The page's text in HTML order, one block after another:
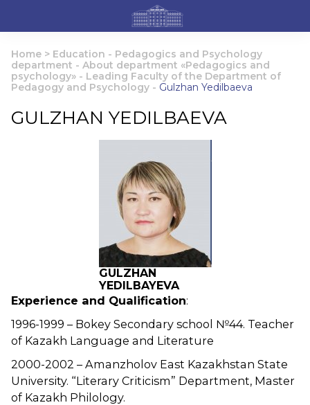
Home > Education - Pedagogics and Psychology
department - About department «Pedagogics and
psychology» - Leading Faculty of the Department of
Pedagogy and Psychology - Gulzhan Yedilbaeva
GULZHAN YEDILBAEVA
GULZHAN
YEDILBAYEVA
Experience and Qualification:
1996-1999 – Bokey Secondary school №44. Teacher
of Kazakh Language and Literature
2000-2002 – Amanzholov East Kazakhstan State
University. “Literary Criticism” Department, Master
of Kazakh Philology.